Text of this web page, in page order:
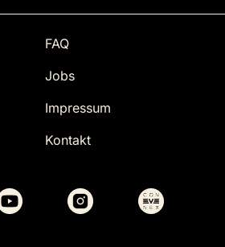
FAQ
Jobs
Impressum
Kontakt